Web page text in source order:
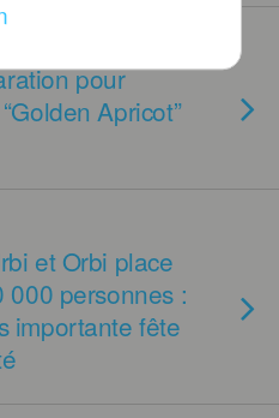
pour
Apricot”
et Orbi place
000 personnes :
importante fête